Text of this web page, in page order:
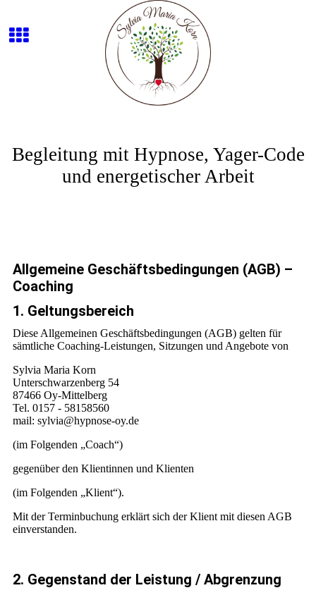
Begleitung mit Hypnose, Yager-Code
und energetischer Arbeit
Allgemeine Geschäftsbedingungen (AGB) –
Coaching
1. Geltungsbereich
Diese Allgemeinen Geschäftsbedingungen (AGB) gelten für
sämtliche Coaching-Leistungen, Sitzungen und Angebote von
Sylvia Maria Korn
Unterschwarzenberg 54
87466 Oy-Mittelberg
Tel. 0157 - 58158560
mail: sylvia@hypnose-oy.de
(im Folgenden „Coach“)
gegenüber den Klientinnen und Klienten
(im Folgenden „Klient“).
Mit der Terminbuchung erklärt sich der Klient mit diesen AGB
einverstanden.
2. Gegenstand der Leistung / Abgrenzung